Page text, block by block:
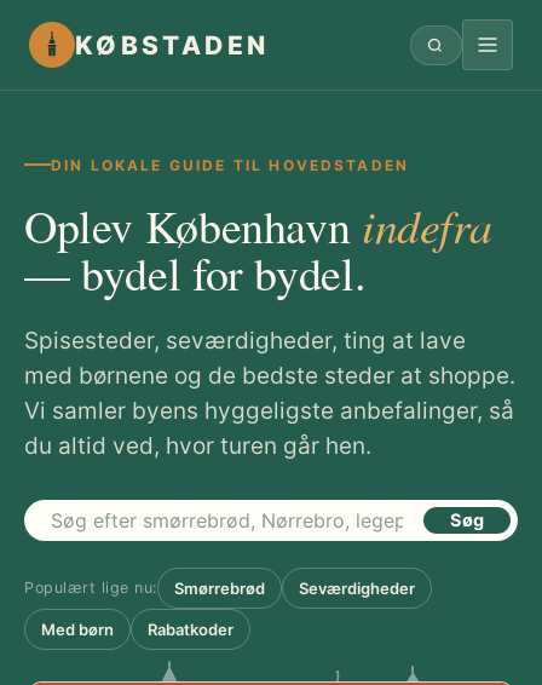
KØBSTADEN
DIN LOKALE GUIDE TIL HOVEDSTADEN
Oplev København indefra
— bydel for bydel.
Spisesteder, seværdigheder, ting at lave
med børnene og de bedste steder at shoppe.
Vi samler byens hyggeligste anbefalinger, så
du altid ved, hvor turen går hen.
Søg
Populært lige nu: Smørrebrød Seværdigheder
Med børn Rabatkoder